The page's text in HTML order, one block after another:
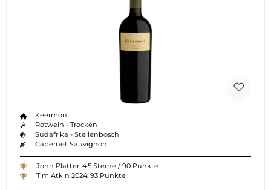
Keermont
Rotwein - Trocken
Südafrika - Stellenbosch
Cabernet Sauvignon
John Platter: 4.5 Sterne / 90 Punkte
Tim Atkin 2024: 93 Punkte